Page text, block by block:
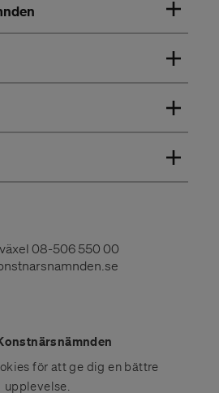
08-506 550 00
för att ge dig en bättre
upplevelse.